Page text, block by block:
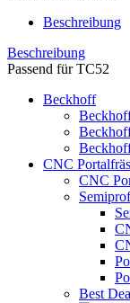
Beschreibung
Beschreibung
Passend für TC52
Beckhoff
CNC
CNC
Best